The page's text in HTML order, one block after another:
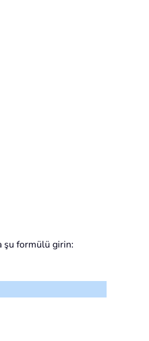
şu formülü girin: